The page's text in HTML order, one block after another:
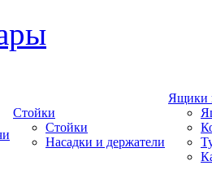
Стойки
Стойки
Насадки и держатели
Ящики